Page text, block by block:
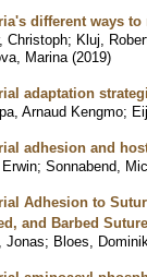
different ways
Christoph; Kluj,
Marina (2019)
adaptation
Arnaud Kengmo;
adhesion and
; Sonnabend,
Adhesion to
and Barbed
Jonas; Bloes,